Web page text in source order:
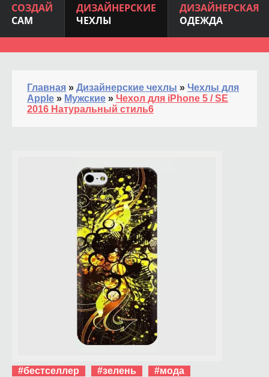
СОЗДАЙ
САМ
ДИЗАЙНЕРСКИЕ
ЧЕХЛЫ
ДИЗАЙНЕРСКАЯ
ОДЕЖДА
Главная » Дизайнерские чехлы » Чехлы для
Apple » Мужские » Чехол для iPhone 5 / SE
2016 Натуральный стиль6
#бестселлер #зелень
#мода